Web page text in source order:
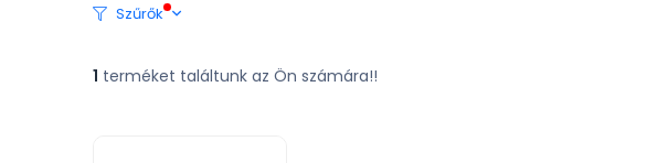
Szűrők
1 terméket találtunk az Ön számára!!